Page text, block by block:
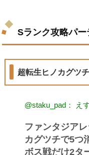
Sランク攻略パー
超転生ヒノカグツ
@staku_pad： え
ファンタジア
カグツチで5つ
ボス戦だけ2タ